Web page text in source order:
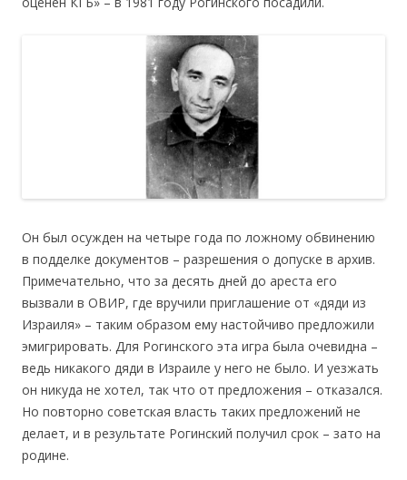
Он был осужден на четыре года по ложному обвинению
в подделке документов – разрешения о допуске в архив.
Примечательно, что за десять дней до ареста его
вызвали в ОВИР, где вручили приглашение от «дяди из
Израиля» – таким образом ему настойчиво предложили
эмигрировать. Для Рогинского эта игра была очевидна –
ведь никакого дяди в Израиле у него не было. И уезжать
он никуда не хотел, так что от предложения – отказался.
Но повторно советская власть таких предложений не
делает, и в результате Рогинский получил срок – зато на
родине.